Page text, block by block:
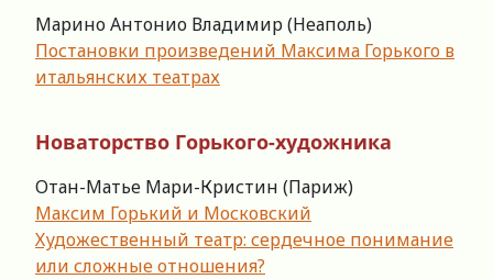
Марино Антонио Владимир (Неаполь)
Постановки произведений Максима Горького в
итальянских театрах
Новаторство Горького-художника
Отан-Матье Мари-Кристин (Париж)
Максим Горький и Московский
Художественный театр: сердечное понимание
или сложные отношения?